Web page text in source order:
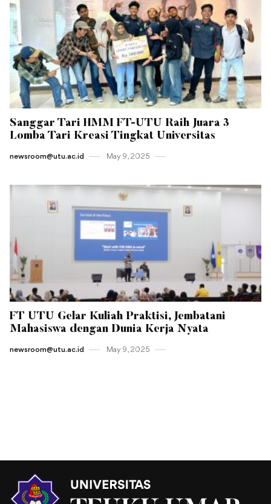
Sanggar Tari HMM FT-UTU Raih Juara 3
Lomba Tari Kreasi Tingkat Universitas
newsroom@utu.ac.id May 9 , 2025
FT UTU Gelar Kuliah Praktisi, Jembatani
Mahasiswa dengan Dunia Kerja Nyata
newsroom@utu.ac.id May 9 , 2025